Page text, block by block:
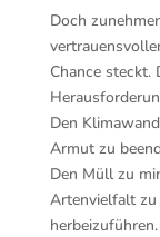
Doch
Chance steckt.
Den
Armut zu
Den Müll zu
Artenvielfalt zu